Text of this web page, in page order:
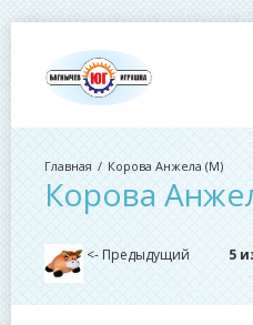
Корова Анжела (М)
Корова
<- Предыдущий 5